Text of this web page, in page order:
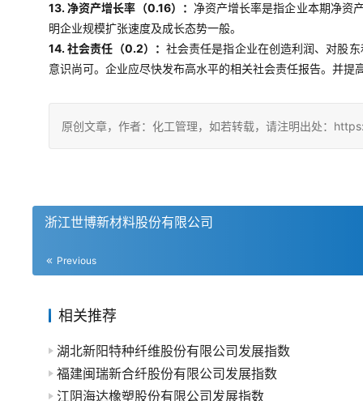
13. 净资产增长率（0.16）： 净资产增长率是指企业本期净资
明企业规模扩张速度及成长态势一般。
14. 社会责任（0.2）： 社会责任是指企业在创造利润、对股
意识尚可。企业应尽快发布高水平的相关社会责任报告。并提
原创文章，作者：化工管理，如若转载，请注明出处：
浙江世博新材料股份有限公司
Previous
相关推荐
湖北新阳特种纤维股份有限公司发展指数
福建闽瑞新合纤股份有限公司发展指数
江阴海达橡塑股份有限公司发展指数